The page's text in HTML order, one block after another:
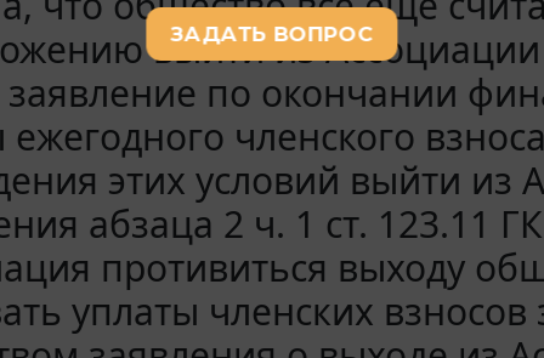
выйти из
заявление по окончании
ежегодного членского
этих условий выйти из
абзаца 2 ч. 1 ст. 123.11
противиться выходу
уплаты членских